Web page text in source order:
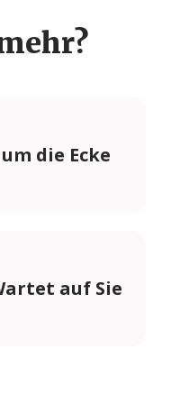
die Ecke
auf Sie